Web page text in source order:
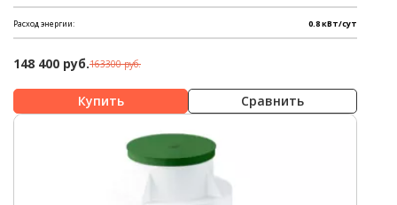
Расход энергии: 0.8 кВт/сут
148 400 руб.163300 руб.
Сравнить